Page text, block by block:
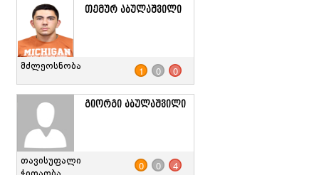
თემურ აბულაშვილი
მძლეოსნობა 1 0 0
გიორგი აბულაშვილი
თავისუფალი
0 0 4